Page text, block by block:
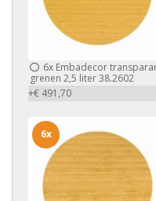
6x Embadecor
grenen 2,5 liter 38.2602
+€ 491,70
6x